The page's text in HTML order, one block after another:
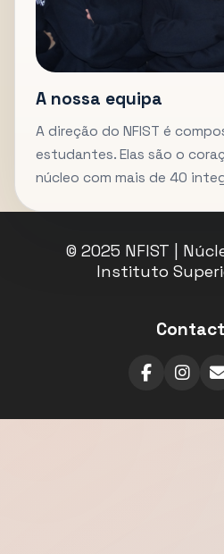
A nossa equipa
A direção do NFIST é
estudantes. Elas são o
núcleo com mais de 40
© 2025 NFIST |
Instituto